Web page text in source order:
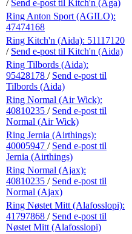
/ Send e-post til Kitch'n (Aga)
Ring Anton Sport (AGILO):
47474168
Ring Kitch'n (Aida): 51117120
/ Send e-post til Kitch'n (Aida)
Ring Tilbords (Aida):
95428178 / Send e-post til
Tilbords (Aida)
Ring Normal (Air Wick):
40810235 / Send e-post til
Normal (Air Wick)
Ring Jernia (Airthings):
40005947 / Send e-post til
Jernia (Airthings)
Ring Normal (Ajax):
40810235 / Send e-post til
Normal (Ajax)
Ring Nøstet Mitt (Alafosslopi):
41797868 / Send e-post til
Nøstet Mitt (Alafosslopi)